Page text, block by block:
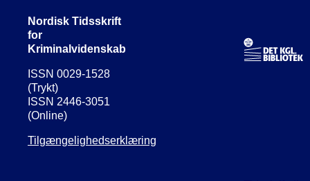
Nordisk Tidsskrift
for
Kriminalvidenskab
ISSN 0029-1528
(Trykt)
ISSN 2446-3051
(Online)
Tilgængelighedserklæring